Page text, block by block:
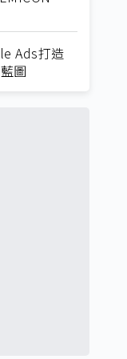
Ads打造
圖